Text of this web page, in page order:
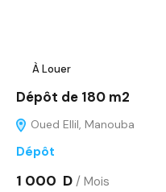
À Louer
Dépôt de 180 m2
Oued Ellil, Manouba
Dépôt
1 000 D / Mois